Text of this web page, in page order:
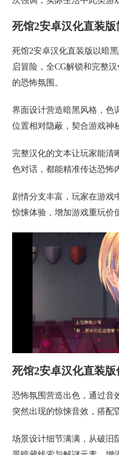
死馆2安卓汉化直装版
死馆2安卓汉化直装版以暗
启冒险，全CG解锁和完整
的恐怖氛围。
界面设计营造暗黑风格，色
位置相对隐蔽，契合游戏神
完整汉化的文本让玩家能清
色对话，都能精准传达恐怖
剧情分支丰富，玩家在游戏
惊悚体验，增加游戏重玩价
死馆2安卓汉化直装版
恐怖氛围营造出色，通过音
突然出现的惊悚音效，搭配
场景设计细节满满，从破旧